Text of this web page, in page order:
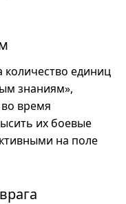
количество единиц
знаниям»,
время
их боевые
на поле